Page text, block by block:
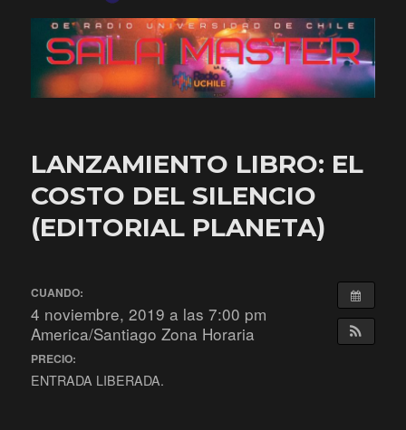
Sala Master
LANZAMIENTO LIBRO: EL
COSTO DEL SILENCIO
(EDITORIAL PLANETA)
CUANDO:
4 noviembre, 2019 a las 7:00 pm
America/Santiago Zona Horaria
PRECIO:
ENTRADA LIBERADA.